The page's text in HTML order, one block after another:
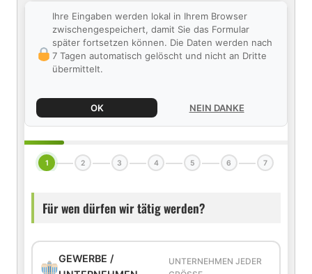
Ihre Eingaben werden lokal in Ihrem Browser
zwischengespeichert, damit Sie das Formular
später fortsetzen können. Die Daten werden nach
7 Tagen automatisch gelöscht und nicht an Dritte
übermittelt.
OK NEIN DANKE
1 2 3 4 5 6 7
Für wen dürfen wir tätig werden?
GEWERBE /
UNTERNEHMEN JEDER